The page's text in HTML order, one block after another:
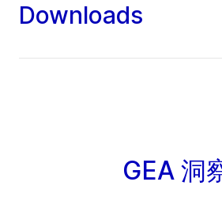
Downloads
GEA 洞